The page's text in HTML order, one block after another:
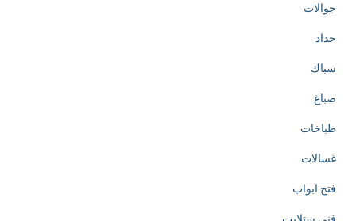
جوالات
حداد
سباك
صباغ
طباخات
غسالات
فتح ابواب
فني ستلايت